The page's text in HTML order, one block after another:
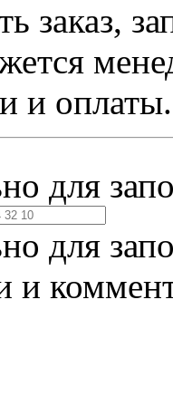
заказ,
и оплаты.
для
для
и